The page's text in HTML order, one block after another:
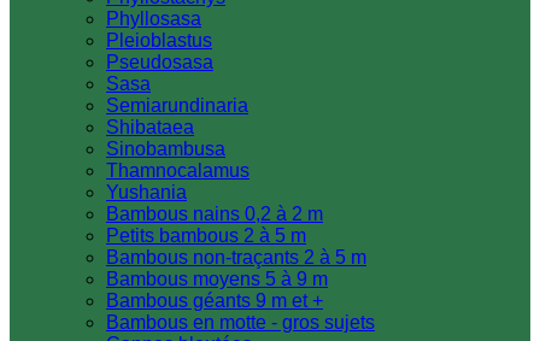
Phyllosasa
Pleioblastus
Pseudosasa
Sasa
Semiarundinaria
Shibataea
Sinobambusa
Thamnocalamus
Yushania
Bambous nains 0,2 à 2 m
Petits bambous 2 à 5 m
Bambous non-traçants 2 à 5 m
Bambous moyens 5 à 9 m
Bambous géants 9 m et +
Bambous en motte - gros sujets